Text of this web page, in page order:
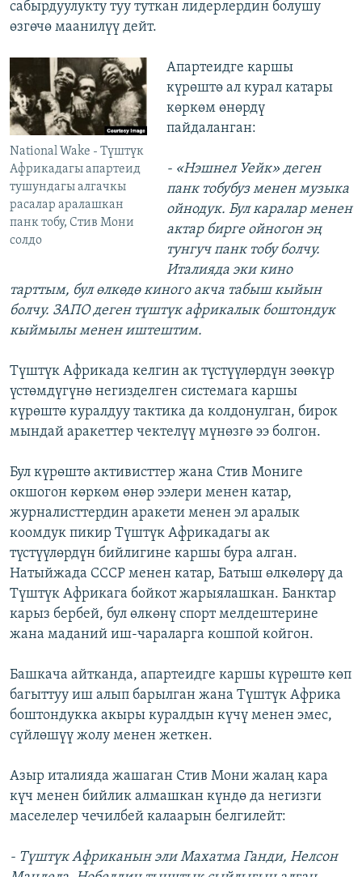
сабырдуулукту туу туткан лидерлердин болушу
өзгөчө маанилүү дейт.
National Wake - Түштүк
Африкадагы апартеид
тушундагы алгачкы
расалар аралашкан
панк тобу, Стив Мони
солдо
Апартеидге каршы
күрөштө ал курал катары
көркөм өнөрдү
пайдаланган:
- «Нэшнел Уейк» деген
панк тобубуз менен музыка
ойнодук. Бул каралар менен
актар бирге ойногон эң
тунгуч панк тобу болчу.
Италияда эки кино
тарттым, бул өлкөдө киного акча табыш кыйын
болчу. ЗАПО деген түштүк африкалык боштондук
кыймылы менен иштештим.
Түштүк Африкада келгин ак түстүүлөрдүн зөөкүр
үстөмдүгүнө негизделген системага каршы
күрөштө куралдуу тактика да колдонулган, бирок
мындай аракеттер чектелүү мүнөзгө ээ болгон.
Бул күрөштө активисттер жана Стив Мониге
окшогон көркөм өнөр ээлери менен катар,
журналисттердин аракети менен эл аралык
коомдук пикир Түштүк Африкадагы ак
түстүүлөрдүн бийлигине каршы бура алган.
Натыйжада СССР менен катар, Батыш өлкөлөрү да
Түштүк Африкага бойкот жарыялашкан. Банктар
карыз бербей, бул өлкөнү спорт мелдештерине
жана маданий иш-чараларга кошпой койгон.
Башкача айтканда, апартеидге каршы күрөштө көп
багыттуу иш алып барылган жана Түштүк Африка
боштондукка акыры куралдын күчү менен эмес,
сүйлөшүү жолу менен жеткен.
Азыр италияда жашаган Стив Мони жалаң кара
күч менен бийлик алмашкан күндө да негизги
маселелер чечилбей калаарын белгилейт:
- Түштүк Африканын эли Махатма Ганди, Нелсон